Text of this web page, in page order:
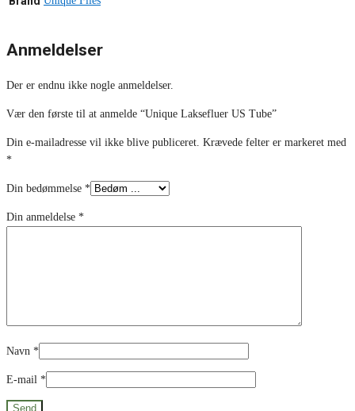
Anmeldelser
Der er endnu ikke nogle anmeldelser.
Vær den første til at anmelde “Unique Laksefluer US Tube”
Din e-mailadresse vil ikke blive publiceret. Krævede felter er markeret med
*
Din bedømmelse *
Din anmeldelse *
Navn *
E-mail *